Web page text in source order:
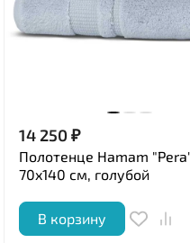
14 250₽
Полотенце Hamam
70x140 см, голубой
В корзину